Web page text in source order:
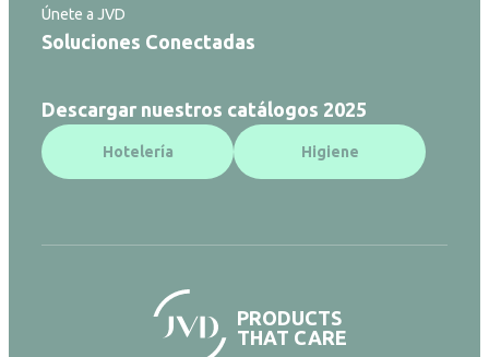
Únete a JVD
Soluciones Conectadas
Descargar nuestros catálogos 2025
Hotelería Higiene
PRODUCTS
THAT CARE